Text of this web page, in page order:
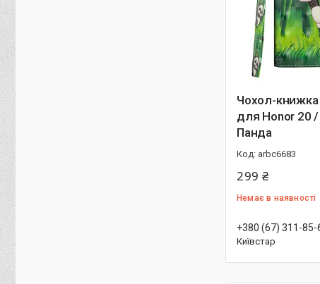
Чохол-книжка
для Honor 20
Панда
arbc6683
299 ₴
Немає в наявності
+380 (67) 311-85-
Київстар